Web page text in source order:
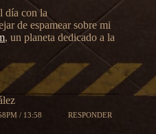
día con la
de espamear sobre mi
, un planeta dedicado a la
/ 13:58 RESPONDER